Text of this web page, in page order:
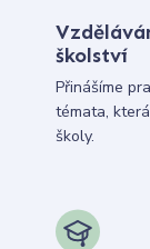
školství
Přinášíme
témata,
školy.